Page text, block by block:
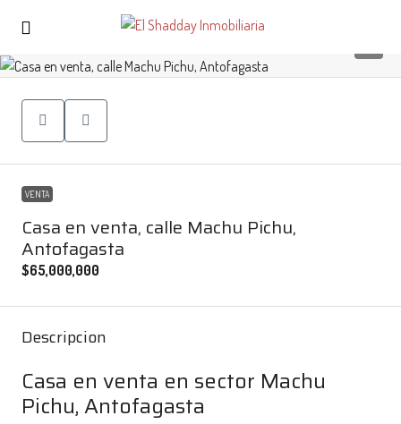
VENTA
Casa en venta, calle Machu Pichu,
Antofagasta
$65,000,000
Descripcion
Casa en venta en sector Machu
Pichu, Antofagasta